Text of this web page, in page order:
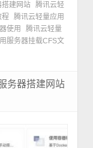
搭建网站 腾讯云轻
腾讯云轻量应用
使用
腾讯云轻量
服务器挂载CFS文
务器搭建网站